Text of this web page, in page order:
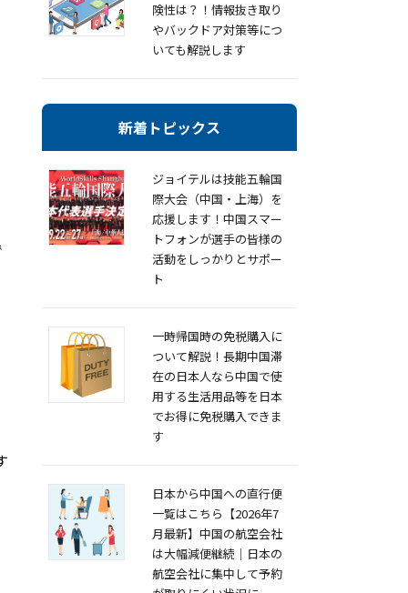
険性は？！情報抜き取り
やバックドア対策等につ
いても解説します
新着トピックス
ジョイテルは技能五輪国
際大会（中国・上海）を
応援します！中国スマー
トフォンが選手の皆様の
活動をしっかりとサポー
ト
一時帰国時の免税購入に
ついて解説！長期中国滞
在の日本人なら中国で使
用する生活用品等を日本
でお得に免税購入できま
す
日本から中国への直行便
一覧はこちら【2026年7
月最新】中国の航空会社
は大幅減便継続｜日本の
航空会社に集中して予約